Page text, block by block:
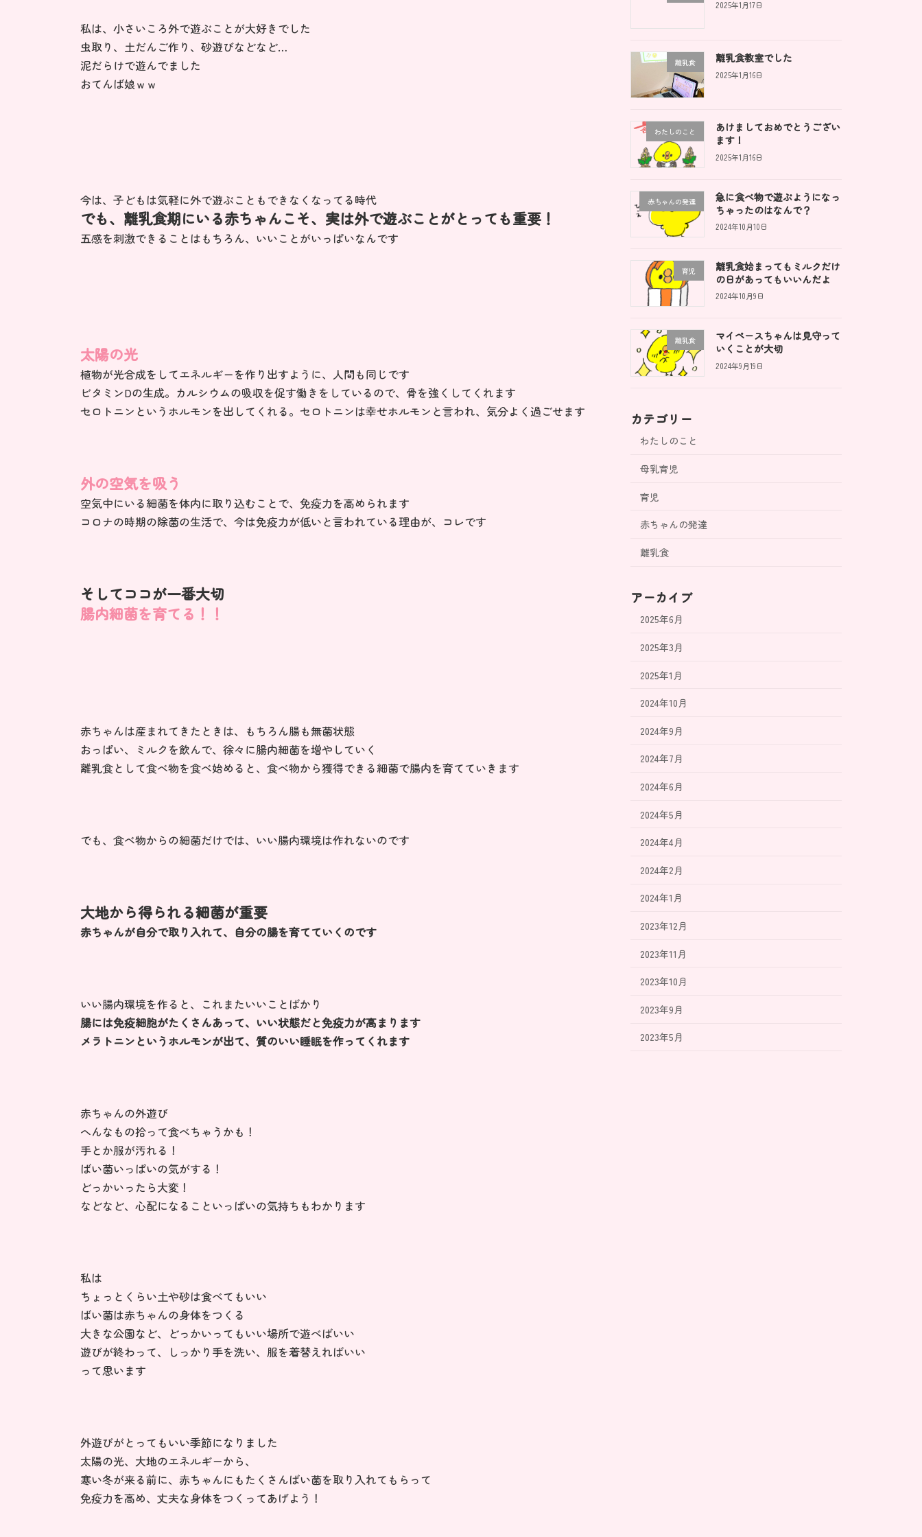
私は、小さいころ外で遊ぶことが大好きでした
虫取り、土だんご作り、砂遊びなどなど…
泥だらけで遊んでました
おてんば娘ｗｗ
今は、子どもは気軽に外で遊ぶこともできなくなってる時代
でも、離乳食期にいる赤ちゃんこそ、実は外で遊ぶことがとっても重要！
五感を刺激できることはもちろん、いいことがいっぱいなんです
太陽の光
植物が光合成をしてエネルギーを作り出すように、人間も同じです
ビタミンDの生成。カルシウムの吸収を促す働きをしているので、骨を強くしてくれます
セロトニンというホルモンを出してくれる。セロトニンは幸せホルモンと言われ、気分よく過ごせます
外の空気を吸う
空気中にいる細菌を体内に取り込むことで、免疫力を高められます
コロナの時期の除菌の生活で、今は免疫力が低いと言われている理由が、コレです
そしてココが一番大切
腸内細菌を育てる！！
赤ちゃんは産まれてきたときは、もちろん腸も無菌状態
おっぱい、ミルクを飲んで、徐々に腸内細菌を増やしていく
離乳食として食べ物を食べ始めると、食べ物から獲得できる細菌で腸内を育てていきます
でも、食べ物からの細菌だけでは、いい腸内環境は作れないのです
大地から得られる細菌が重要
赤ちゃんが自分で取り入れて、自分の腸を育てていくのです
いい腸内環境を作ると、これまたいいことばかり
腸には免疫細胞がたくさんあって、いい状態だと免疫力が高まります
メラトニンというホルモンが出て、質のいい睡眠を作ってくれます
赤ちゃんの外遊び
へんなもの拾って食べちゃうかも！
手とか服が汚れる！
ばい菌いっぱいの気がする！
どっかいったら大変！
などなど、心配になることいっぱいの気持ちもわかります
私は
ちょっとくらい土や砂は食べてもいい
ばい菌は赤ちゃんの身体をつくる
大きな公園など、どっかいってもいい場所で遊べばいい
遊びが終わって、しっかり手を洗い、服を着替えればいい
って思います
外遊びがとってもいい季節になりました
太陽の光、大地のエネルギーから、
寒い冬が来る前に、赤ちゃんにもたくさんばい菌を取り入れてもらって
免疫力を高め、丈夫な身体をつくってあげよう！
2025年1月17日
離乳食 離乳食教室でした
2025年1月16日
わたしのこと
あけましておめでとうござい
ます！
2025年1月16日
赤ちゃんの発達
急に食べ物で遊ぶようになっ
ちゃったのはなんで？
2024年10月10日
育児
離乳食始まってもミルクだけ
の日があってもいいんだよ
2024年10月9日
離乳食
マイペースちゃんは見守って
いくことが大切
2024年9月19日
カテゴリー
わたしのこと
母乳育児
育児
赤ちゃんの発達
離乳食
アーカイブ
2025年6月
2025年3月
2025年1月
2024年10月
2024年9月
2024年7月
2024年6月
2024年5月
2024年4月
2024年2月
2024年1月
2023年12月
2023年11月
2023年10月
2023年9月
2023年5月